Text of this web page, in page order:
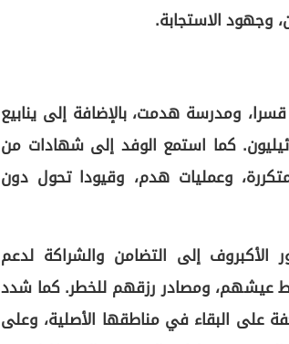
وجهود الاستجابة.
ومدرسة هدمت، بالإضافة إلى ينابيع
كما استمع الوفد إلى شهادات من
وعمليات هدم، وقيودا تحول دون
الأكبروف إلى التضامن والشراكة لدعم
عيشهم، ومصادر رزقهم للخطر. كما شدد
على البقاء في مناطقها الأصلية، وعلى